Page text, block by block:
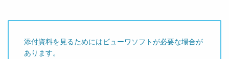
添付資料を見るためにはビューワソフトが必要な場合が
あります。